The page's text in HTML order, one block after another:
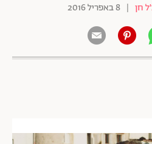
חן | 8 באפריל 2016